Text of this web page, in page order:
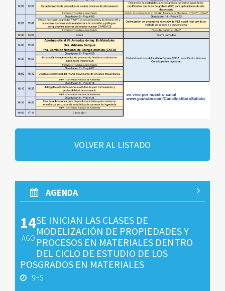
VOLVER AL LISTADO
AGENDA
14
AGO
SE INICIAN LAS CLASES DE
MODELIZACIÓN DE PROPIEDADES Y
PROCESOS EN MATERIALES DENTRO
DEL CICLO DE ESTUDIO DE LOS
POSGRADOS EN MATERIALES
9HS.